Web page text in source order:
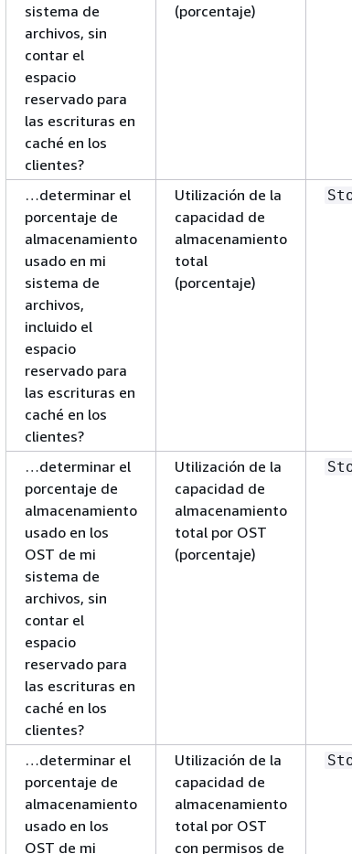
sistema de
archivos, sin
contar el
espacio
reservado para
las escrituras en
caché en los
clientes?
(porcentaje)
…determinar el
porcentaje de
almacenamiento
usado en mi
sistema de
archivos,
incluido el
espacio
reservado para
las escrituras en
caché en los
clientes?
Utilización de la
capacidad de
almacenamiento
total
(porcentaje)
…determinar el
porcentaje de
almacenamiento
usado en los
OST de mi
sistema de
archivos, sin
contar el
espacio
reservado para
las escrituras en
caché en los
clientes?
Utilización de la
capacidad de
almacenamiento
total por OST
(porcentaje)
…determinar el
porcentaje de
almacenamiento
usado en los
OST de mi
Utilización de la
capacidad de
almacenamiento
total por OST
con permisos de